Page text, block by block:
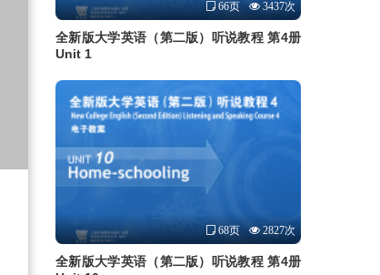
66页 3437次
全新版大学英语（第二版）听说教程 第4册
Unit 1
68页 2827次
全新版大学英语（第二版）听说教程 第4册